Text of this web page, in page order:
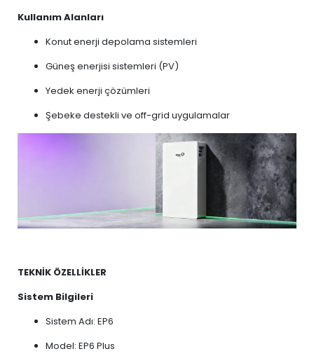
Kullanım Alanları
Konut enerji depolama sistemleri
Güneş enerjisi sistemleri (PV)
Yedek enerji çözümleri
Şebeke destekli ve off-grid uygulamalar
TEKNİK ÖZELLİKLER
Sistem Bilgileri
Sistem Adı: EP6
Model: EP6 Plus